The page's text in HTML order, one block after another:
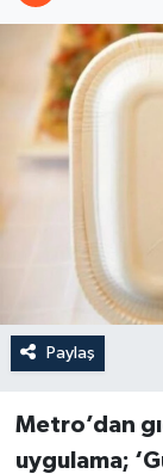
Paylaş
Metro’dan
uygulama;